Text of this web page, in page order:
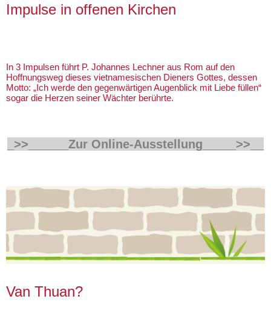
Impulse in offenen Kirchen
In 3 Impulsen führt P. Johannes Lechner aus Rom auf den
Hoffnungsweg dieses vietnamesischen Dieners Gottes, dessen
Motto: „Ich werde den gegenwärtigen Augenblick mit Liebe füllen“
sogar die Herzen seiner Wächter berührte.
_>>______Zur Online-Ausstellung _____>>__
Van Thuan?